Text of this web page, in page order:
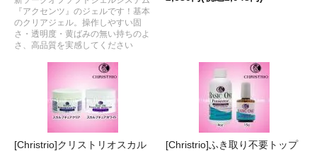
『アクセンツ』のジェルです！基本
のクリアジェル。操作しやすい固
さ・透明度・黄ばみの無い持ちのよ
さ、高品質を実感してください
[Christrio]クリストリオスカル
[Christrio]ふき取り不要トップ